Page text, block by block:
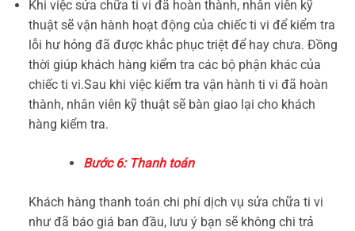
Khi việc sửa chữa ti vi đã hoàn thành, nhân viên kỹ
thuật sẽ vận hành hoạt động của chiếc ti vi để kiểm tra
lỗi hư hỏng đã được khắc phục triệt để hay chưa. Đồng
thời giúp khách hàng kiểm tra các bộ phận khác của
chiếc ti vi.Sau khi việc kiểm tra vận hành ti vi đã hoàn
thành, nhân viên kỹ thuật sẽ bàn giao lại cho khách
hàng kiểm tra.
Bước 6: Thanh toán
Khách hàng thanh toán chi phí dịch vụ sửa chữa ti vi
như đã báo giá ban đầu, lưu ý bạn sẽ không chi trả